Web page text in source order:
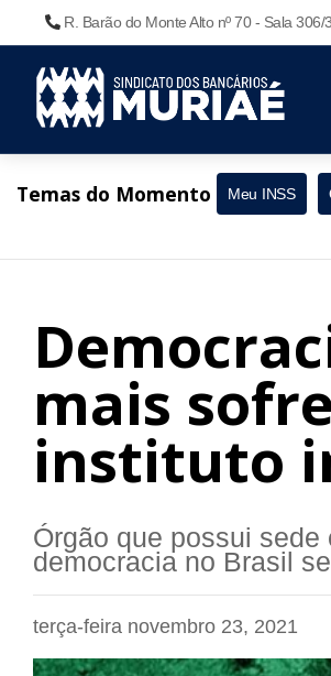
R. Barão do Monte Alto nº 70 - Sala
Temas do Momento Meu INSS
mais
instituto
Órgão que possui
democracia no Brasil
terça-feira novembro 23, 2021